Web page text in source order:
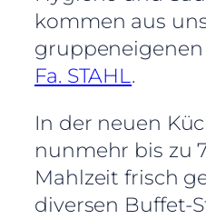
kommen aus
Fa. STAHL.
In der neuen
nunmehr bis zu
Mahlzeit frisch
diversen Buffet-